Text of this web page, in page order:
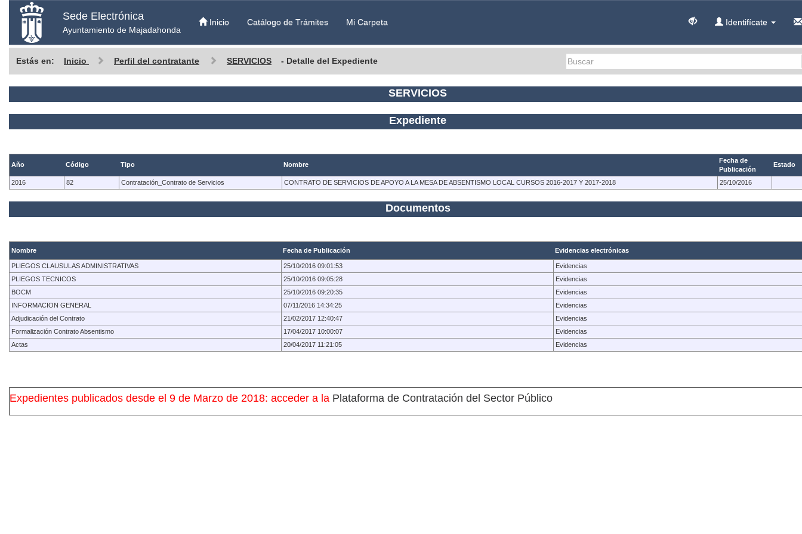
Sede Electrónica
Ayuntamiento de Majadahonda
Inicio Catálogo de Trámites Mi Carpeta Identifícate
Estás en: Inicio Perfil del contratante SERVICIOS - Detalle del Expediente
SERVICIOS
Expediente
Año Código Tipo Nombre
Fecha de
Publicación
Estado
2016 82 Contratación_Contrato de Servicios CONTRATO DE SERVICIOS DE APOYO A LA MESA DE ABSENTISMO LOCAL CURSOS 2016-2017 Y 2017-2018 25/10/2016
Documentos
Nombre Fecha de Publicación Evidencias electrónicas
PLIEGOS CLAUSULAS ADMINISTRATIVAS 25/10/2016 09:01:53
Evidencias
PLIEGOS TECNICOS
25/10/2016 09:05:28
Evidencias
BOCM
25/10/2016 09:20:35
Evidencias
INFORMACION GENERAL
07/11/2016 14:34:25
Evidencias
Adjudicación del Contrato
21/02/2017 12:40:47
Evidencias
Formalización Contrato Absentismo
17/04/2017 10:00:07
Evidencias
Actas
20/04/2017 11:21:05 Evidencias
Expedientes publicados desde el 9 de Marzo de 2018: acceder a la Plataforma de Contratación del Sector Público